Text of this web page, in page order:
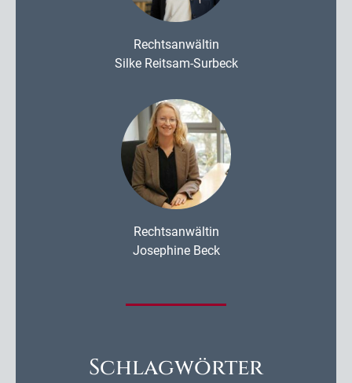
Rechtsanwältin
Silke Reitsam-Surbeck
Rechtsanwältin
Josephine Beck
Schlagwörter